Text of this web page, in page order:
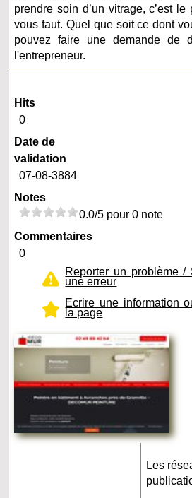
prendre soin d’un vitrage, c’est le
vous faut. Quel que soit ce dont
pouvez faire une demande de
l'entrepreneur.
Hits
0
Date de
validation
07-08-3884
Notes
0.0/5 pour 0 note
Commentaires
0
Reporter un problème
une erreur
Ecrire une information
la page
Les